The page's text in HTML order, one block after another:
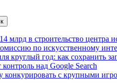
млрд в строительство центра
по искусственному
круглый год: как сохранить
над Google Search
конкурировать с крупными